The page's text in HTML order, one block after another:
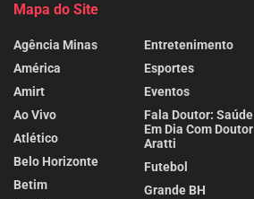
Mapa do Site
Agência Minas
América
Amirt
Ao Vivo
Atlético
Belo Horizonte
Betim
Entretenimento
Esportes
Eventos
Fala Doutor: Saúde
Em Dia Com Doutor
Aratti
Futebol
Grande BH